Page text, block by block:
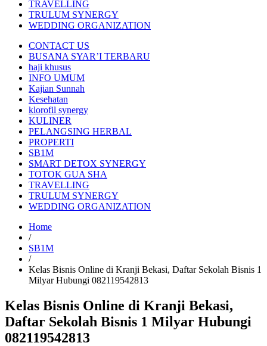
TRAVELLING
TRULUM SYNERGY
WEDDING ORGANIZATION
CONTACT US
BUSANA SYAR’I TERBARU
haji khusus
INFO UMUM
Kajian Sunnah
Kesehatan
klorofil synergy
KULINER
PELANGSING HERBAL
PROPERTI
SB1M
SMART DETOX SYNERGY
TOTOK GUA SHA
TRAVELLING
TRULUM SYNERGY
WEDDING ORGANIZATION
Home
/
SB1M
/
Kelas Bisnis Online di Kranji Bekasi, Daftar Sekolah Bisnis 1
Milyar Hubungi 082119542813
Kelas Bisnis Online di Kranji Bekasi,
Daftar Sekolah Bisnis 1 Milyar Hubungi
082119542813